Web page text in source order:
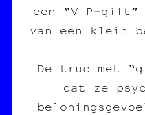
een
van een klein
De truc met
dat ze